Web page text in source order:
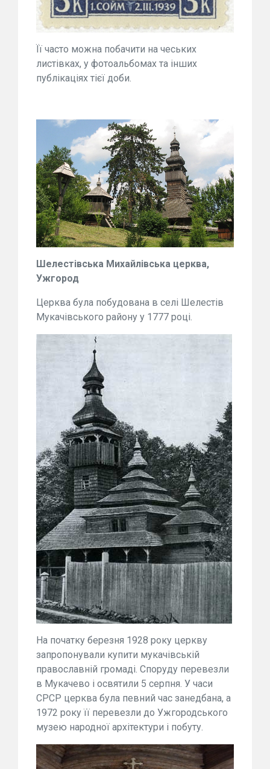
Її часто можна побачити на чеських
листівках, у фотоальбомах та інших
публікаціях тієї доби.
Шелестівська Михайлівська церква,
Ужгород
Церква була побудована в селі Шелестів
Мукачівського району у 1777 році.
На початку березня 1928 року церкву
запропонували купити мукачівській
православній громаді. Споруду перевезли
в Мукачево і освятили 5 серпня. У часи
СРСР церква була певний час занедбана, а
1972 року її перевезли до Ужгородського
музею народної архітектури і побуту.